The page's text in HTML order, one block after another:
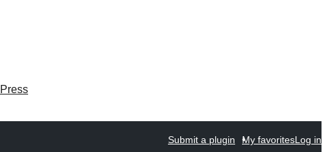
Submit a plugin My favoritesLog in